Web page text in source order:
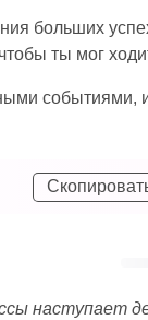
больших
ты мог
наступает